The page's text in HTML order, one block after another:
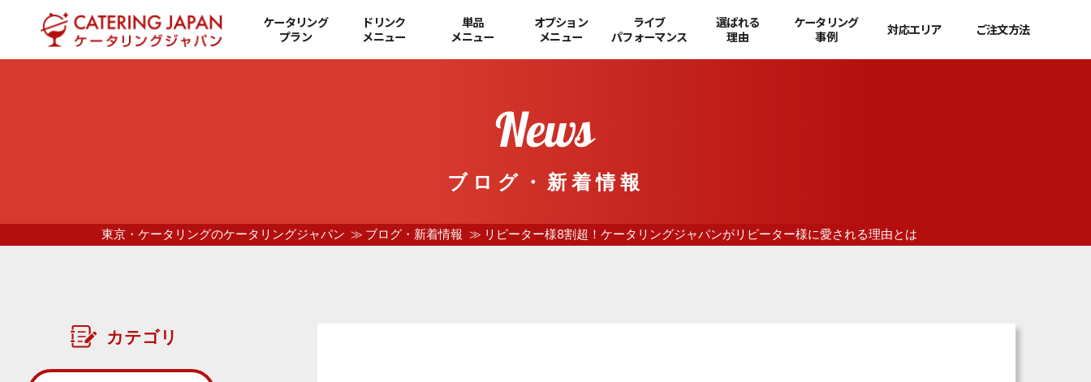
ケータリング
プラン
ドリンク
メニュー
単品
メニュー
オプション
メニュー
ライブ
パフォーマンス
選ばれる
理由
ケータリング
事例
対応エリア ご注文方法
ブログ・新着情報
東京・ケータリングのケータリングジャパン ブログ・新着情報 リピーター様8割超！ケータリングジャパンがリピーター様に愛される理由とは
カテゴリ